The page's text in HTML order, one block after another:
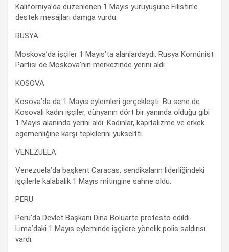
Kaliforniya’da düzenlenen 1 Mayıs yürüyüşüne Filistin’e
destek mesajları damga vurdu.
RUSYA
Moskova’da işçiler 1 Mayıs’ta alanlardaydı. Rusya Komünist
Partisi de Moskova’nın merkezinde yerini aldı.
KOSOVA
Kosova’da da 1 Mayıs eylemleri gerçekleşti. Bu sene de
Kosovalı kadın işçiler, dünyanın dört bir yanında olduğu gibi
1 Mayıs alanında yerini aldı. Kadınlar, kapitalizme ve erkek
egemenliğine karşı tepkilerini yükseltti.
VENEZUELA
Venezuela’da başkent Caracas, sendikaların liderliğindeki
işçilerle kalabalık 1 Mayıs mitingine sahne oldu.
PERU
Peru’da Devlet Başkanı Dina Boluarte protesto edildi.
Lima’daki 1 Mayıs eyleminde işçilere yönelik polis saldırısı
vardı.